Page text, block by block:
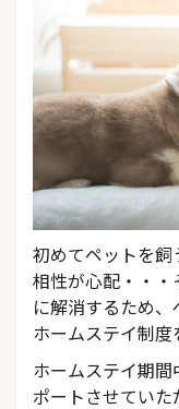
初めてペットを
相性が心配・・
に解消するため
ホームステイ制度
ホームステイ期
ポートさせてい